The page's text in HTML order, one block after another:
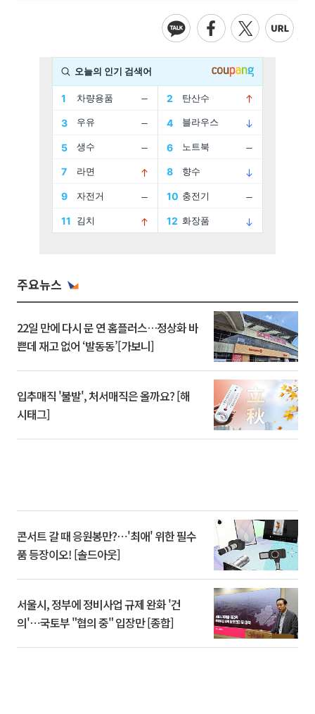
주요뉴스
22일 만에 다시 문 연 홈플러스…정상화 바
쁜데 재고 없어 ‘발동동’[가보니]
입추매직 '불발', 처서매직은 올까요? [해
시태그]
콘서트 갈 때 응원봉만?⋯'최애' 위한 필수
품 등장이오! [솔드아웃]
서울시, 정부에 정비사업 규제 완화 '건
의'⋯국토부 "협의 중" 입장만 [종합]